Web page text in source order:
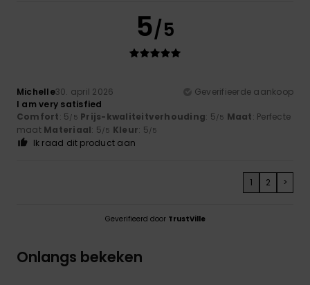
5/5
Michelle30. april 2026
Geverifieerde aankoop
I am very satisfied
Comfort: 5/5 Prijs-kwaliteitverhouding: 5/5 Maat: Perfecte
maat Materiaal: 5/5 Kleur: 5/5
Ik raad dit product aan
1 2 >
Geverifieerd door TrustVille
Onlangs bekeken